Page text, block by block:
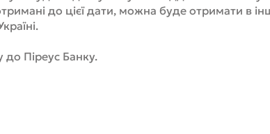
до цієї дати, можна буде отримати в
до Піреус Банку.